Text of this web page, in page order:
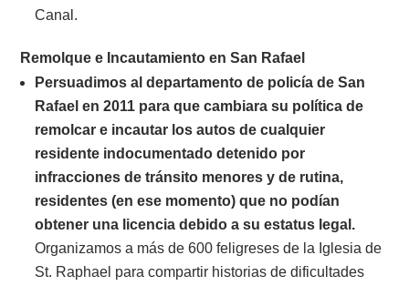
Canal.
Remolque e Incautamiento en San Rafael
Persuadimos al departamento de policía de San
Rafael en 2011 para que cambiara su política de
remolcar e incautar los autos de cualquier
residente indocumentado detenido por
infracciones de tránsito menores y de rutina,
residentes (en ese momento) que no podían
obtener una licencia debido a su estatus legal.
Organizamos a más de 600 feligreses de la Iglesia de
St. Raphael para compartir historias de dificultades